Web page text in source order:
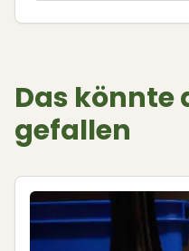
Das könnte
gefallen